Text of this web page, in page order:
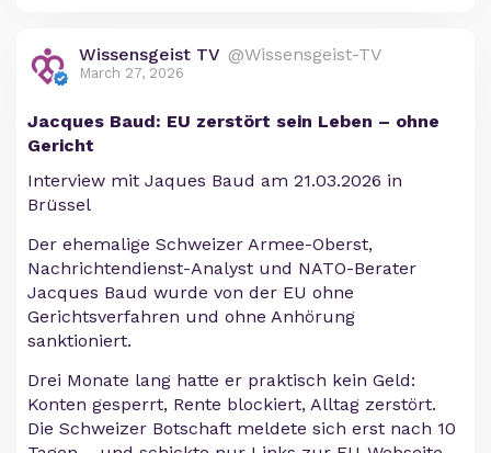
Wissensgeist TV @Wissensgeist-TV
March 27, 2026
Jacques Baud: EU zerstört sein Leben – ohne
Gericht
Interview mit Jaques Baud am 21.03.2026 in
Brüssel
Der ehemalige Schweizer Armee-Oberst,
Nachrichtendienst-Analyst und NATO-Berater
Jacques Baud wurde von der EU ohne
Gerichtsverfahren und ohne Anhörung
sanktioniert.
Drei Monate lang hatte er praktisch kein Geld:
Konten gesperrt, Rente blockiert, Alltag zerstört.
Die Schweizer Botschaft meldete sich erst nach 10